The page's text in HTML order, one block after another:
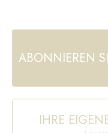
ABONNIEREN
IHRE